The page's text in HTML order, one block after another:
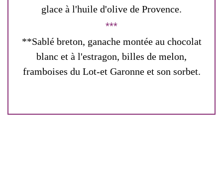
glace à l'huile d'olive de Provence.
**Sablé breton, ganache montée au chocolat
blanc et à l'estragon, billes de melon,
framboises du Lot-et Garonne et son sorbet.